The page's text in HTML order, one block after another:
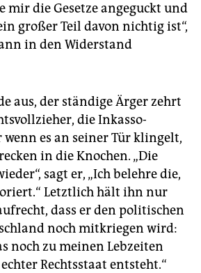
mir die Gesetze angeguckt und
großer Teil davon nichtig ist“,
in den Widerstand
aus, der ständige Ärger zehrt
die Inkasso-
es an seiner Tür klingelt,
in die Knochen. „Die
sagt er, „Ich belehre die,
Letztlich hält ihn nur
dass er den politischen
noch mitkriegen wird:
noch zu meinen Lebzeiten
Rechtsstaat entsteht.“